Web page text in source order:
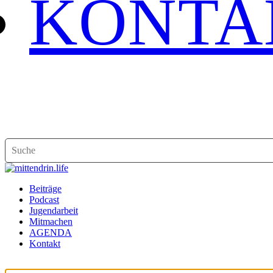
Beiträge
Podcast
Jugendarbeit
Mitmachen
AGENDA
Kontakt